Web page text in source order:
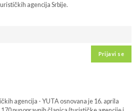
agencija Srbije.
Prijavi se
agencija - YUTA osnovana je 16. aprila